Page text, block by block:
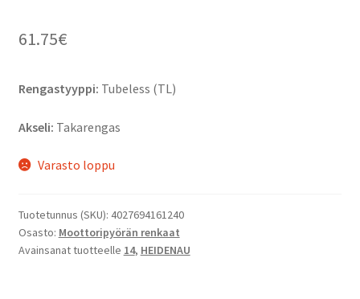
61.75€
Rengastyyppi: Tubeless (TL)
Akseli: Takarengas
Varasto loppu
Tuotetunnus (SKU): 4027694161240
Osasto: Moottoripyörän renkaat
Avainsanat tuotteelle 14, HEIDENAU